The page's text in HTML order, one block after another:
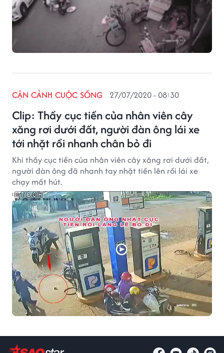
Clip: Thấy cục tiền của nhân viên cây
xăng rơi dưới đất, người đàn ông lái xe
tới nhặt rồi nhanh chân bỏ đi
CẬN CẢNH CUỘC SỐNG 27/07/2020 - 08:30
Khi thấy cục tiền của nhân viên cây xăng rơi dưới đất,
người đàn ông đã nhanh tay nhặt tiền lên rồi lái xe
chạy mất hút.